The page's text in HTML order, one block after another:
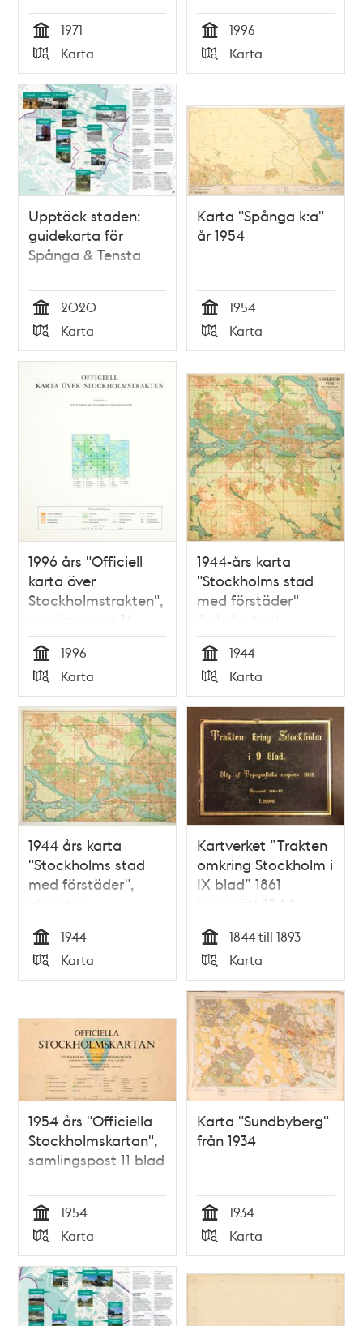
Tid
1971
Typ
Karta Tid
1996
Typ
Karta
Upptäck staden:
guidekarta för
Spånga & Tensta
Tid
2020
Typ
Karta
Karta "Spånga k:a"
år 1954
Tid
1954
Typ
Karta
1996 års "Officiell
karta över
Stockholmstrakten",
samlingspost 16
blad
Tid
1996
Typ
Karta
1944-års karta
"Stockholms stad
med förstäder"
(hela kartan)
Tid
1944
Typ
Karta
1944 års karta
"Stockholms stad
med förstäder",
utsnitt a
Tid
1944
Typ
Karta
Kartverket ”Trakten
omkring Stockholm i
IX blad” 1861
(uppmätt 1844-
1850, översedd 1891-
1893)
Tid
1844 till 1893
Typ
Karta
1954 års "Officiella
Stockholmskartan",
samlingspost 11 blad
Tid
1954
Typ
Karta
Karta "Sundbyberg"
från 1934
Tid
1934
Typ
Karta